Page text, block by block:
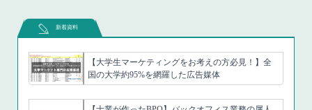
新着資料
【大学生マーケティングをお考えの方必見！】全
国の大学約95%を網羅した広告媒体